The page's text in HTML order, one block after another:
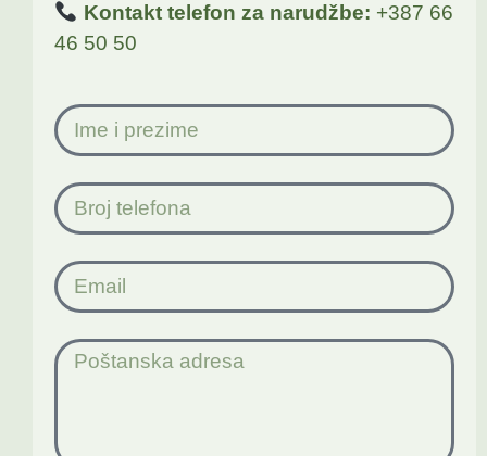
Kontakt telefon za narudžbe: +387 66
46 50 50